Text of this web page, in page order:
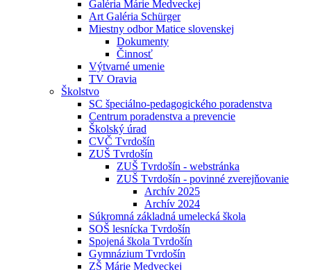
Galéria Márie Medveckej
Art Galéria Schürger
Miestny odbor Matice slovenskej
Dokumenty
Činnosť
Výtvarné umenie
TV Oravia
Školstvo
SC špeciálno-pedagogického poradenstva
Centrum poradenstva a prevencie
Školský úrad
CVČ Tvrdošín
ZUŠ Tvrdošín
ZUŠ Tvrdošín - webstránka
ZUŠ Tvrdošín - povinné zverejňovanie
Archív 2025
Archív 2024
Súkromná základná umelecká škola
SOŠ lesnícka Tvrdošín
Spojená škola Tvrdošín
Gymnázium Tvrdošín
ZŠ Márie Medveckej